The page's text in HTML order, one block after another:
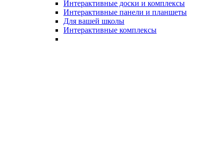
Интерактивные доски и комплексы
Интерактивные панели и планшеты
Для вашей школы
Интерактивные комплексы